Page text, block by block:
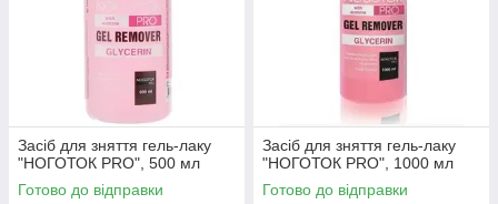
Засіб для зняття гель-лаку
"НОГОТОК PRO", 500 мл
Готово до відправки
Засіб для зняття гель-лаку
"НОГОТОК PRO", 1000 мл
Готово до відправки